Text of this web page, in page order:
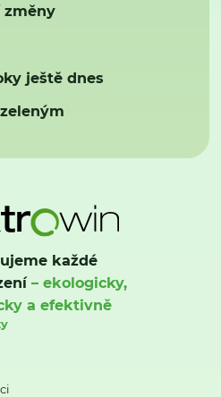
změny
ještě dnes
každé
– ekologicky,
a efektivně